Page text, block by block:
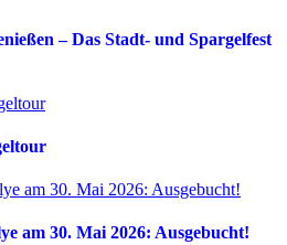
– Das Stadt- und Spargelfest
am 30. Mai 2026: Ausgebucht!